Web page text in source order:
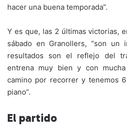
hacer una buena temporada”.
Y es que, las 2 últimas victorias,
sábado en Granollers, “son un
resultados son el reflejo del
entrena muy bien y con mucha
camino por recorrer y tenemos
piano”.
El partido